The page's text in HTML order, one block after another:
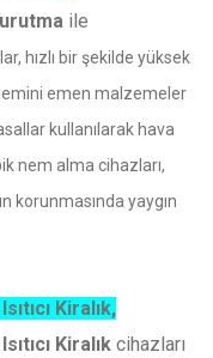
ile
hızlı bir şekilde yüksek
emen malzemeler
kullanılarak hava
nem alma cihazları,
korunmasında yaygın
Kiralık,
Kiralık cihazları